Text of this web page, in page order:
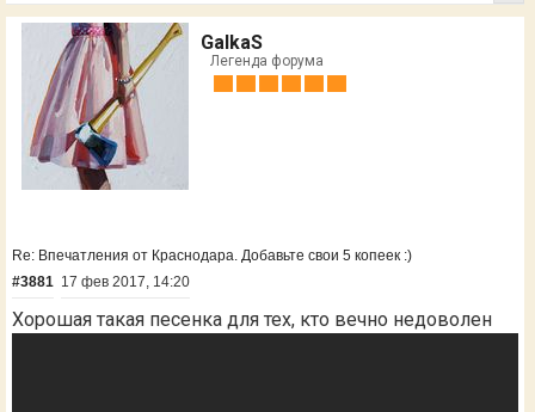
GalkaS
Легенда форума
Re: Впечатления от Краснодара. Добавьте свои 5 копеек :)
#3881 17 фев 2017, 14:20
Хорошая такая песенка для тех, кто вечно недоволен